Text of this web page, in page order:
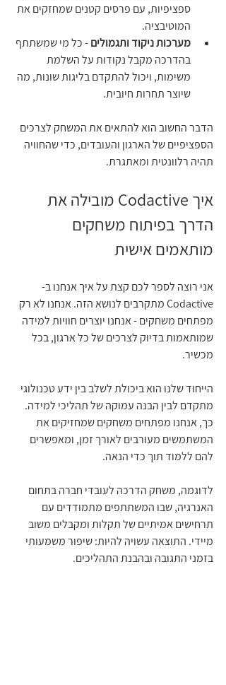
ספציפיות, עם פרסים קטנים שמחזקים את
המוטיבציה.
מערכות ניקוד ותגמולים - כל מי שמשתתף
בהדרכה מקבל נקודות על השלמת
משימות, ויכול להתקדם בליגות שונות, מה
שיוצר תחרות חיובית.
הדבר החשוב הוא להתאים את המשחק לצרכים
הספציפיים של הארגון והעובדים, כדי שהחוויה
תהיה רלוונטית ומאתגרת.
איך Codactive מובילה את
הדרך בפיתוח משחקים
מותאמים אישית
אני רוצה לספר לכם קצת על איך אנחנו ב-
Codactive מתקרבים לנושא הזה. אנחנו לא רק
מפתחים משחקים - אנחנו יוצרים חוויות למידה
שמותאמות בדיוק לצרכים של כל ארגון, בכל
מכשיר.
הייחוד שלנו הוא ביכולת לשלב בין ידע טכנולוגי
מתקדם לבין הבנה עמוקה של תהליכי למידה.
כך, אנחנו מפתחים משחקים שמחזיקים את
המשתמשים מעורבים לאורך זמן, ומאפשרים
להם ללמוד תוך כדי הנאה.
לדוגמה, משחק הדרכה לעובדי חברה בתחום
האנרגיה, שבו המשתתפים מתמודדים עם
תרחישים אמיתיים של תקלות ומקבלים משוב
מיידי. התוצאה עשויה להיות: שיפור משמעותי
בזמני התגובה ובהבנת התהליכים.